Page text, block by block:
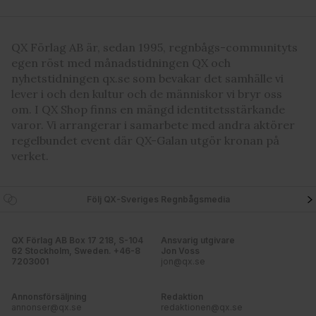
QX Förlag AB är, sedan 1995, regnbågs-communityts
egen röst med månadstidningen QX och
nyhetstidningen qx.se som bevakar det samhälle vi
lever i och den kultur och de människor vi bryr oss
om. I QX Shop finns en mängd identitetsstärkande
varor. Vi arrangerar i samarbete med andra aktörer
regelbundet event där QX-Galan utgör kronan på
verket.
Följ QX-Sveriges Regnbågsmedia
QX Förlag AB Box 17 218, S-104
62 Stockholm, Sweden. +46-8
7203001
Ansvarig utgivare
Jon Voss
jon@qx.se
Annonsförsäljning
annonser@qx.se
Redaktion
redaktionen@qx.se